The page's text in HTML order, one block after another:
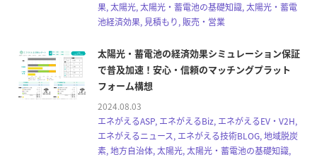
果, 太陽光, 太陽光・蓄電池の基礎知識, 太陽光・蓄電
池経済効果, 見積もり, 販売・営業
太陽光・蓄電池の経済効果シミュレーション保証
で普及加速！安心・信頼のマッチングプラット
フォーム構想
2024.08.03
エネがえるASP, エネがえるBiz, エネがえるEV・V2H,
エネがえるニュース, エネがえる技術BLOG, 地域脱炭
素, 地方自治体, 太陽光, 太陽光・蓄電池の基礎知識,